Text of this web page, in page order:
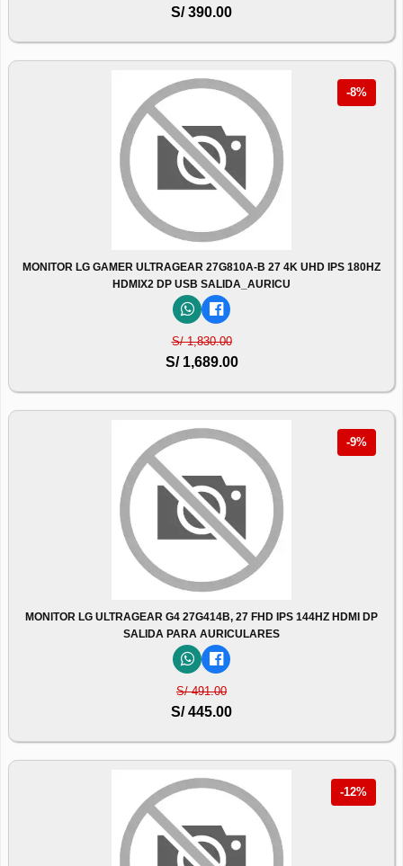
S/ 390.00
-8%
MONITOR LG GAMER ULTRAGEAR 27G810A-B 27 4K UHD IPS 180HZ
HDMIX2 DP USB SALIDA_AURICU
S/ 1,830.00
S/ 1,689.00
-9%
MONITOR LG ULTRAGEAR G4 27G414B, 27 FHD IPS 144HZ HDMI DP
SALIDA PARA AURICULARES
S/ 491.00
S/ 445.00
-12%